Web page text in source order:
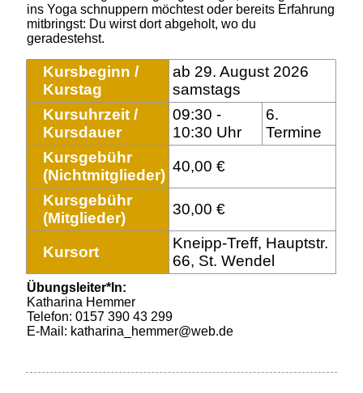
ins Yoga schnuppern möchtest oder bereits Erfahrung
mitbringst: Du wirst dort abgeholt, wo du
geradestehst.
Kursbeginn /
Kurstag
ab 29. August 2026
samstags
Kursuhrzeit /
Kursdauer
09:30 -
10:30 Uhr
6.
Termine
Kursgebühr
(Nichtmitglieder)
40,00 €
Kursgebühr
(Mitglieder)
30,00 €
Kursort
Kneipp-Treff, Hauptstr.
66, St. Wendel
Übungsleiter*In:
Katharina Hemmer
Telefon: 0157 390 43 299
E-Mail: katharina_hemmer@web.de